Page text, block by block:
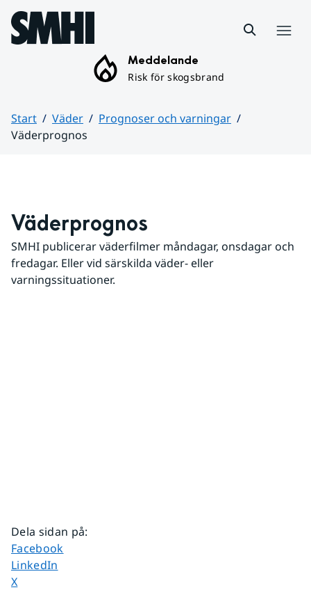
Hoppa till sidans innehåll
Meddelande
Risk för skogsbrand
Start Väder
Prognoser och varningar
Väderprognos
Väderprognos
SMHI publicerar väderfilmer måndagar, onsdagar och
fredagar. Eller vid särskilda väder- eller
varningssituationer.
Dela sidan på:
Dela sidan på
Facebook
Dela sidan på
LinkedIn
Dela sidan på
X